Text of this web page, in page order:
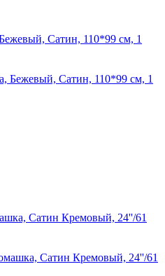
Сатин, 110*99 см, 1
Сатин Кремовый, 24''/61